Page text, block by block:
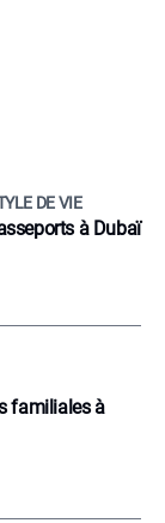
DE VIE
à Dubaï
familiales à